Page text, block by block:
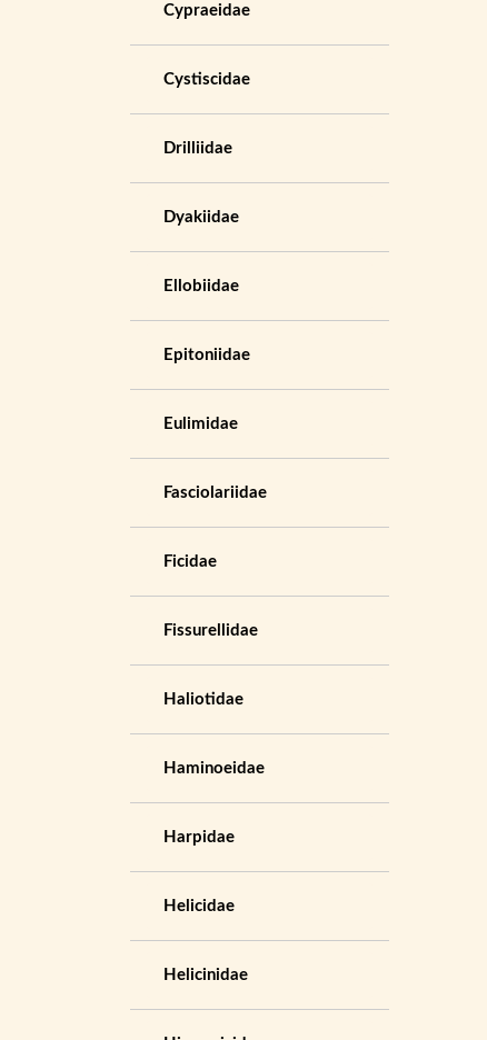
Cypraeidae
Cystiscidae
Drilliidae
Dyakiidae
Ellobiidae
Epitoniidae
Eulimidae
Fasciolariidae
Ficidae
Fissurellidae
Haliotidae
Haminoeidae
Harpidae
Helicidae
Helicinidae